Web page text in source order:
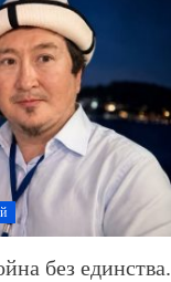
без единства.